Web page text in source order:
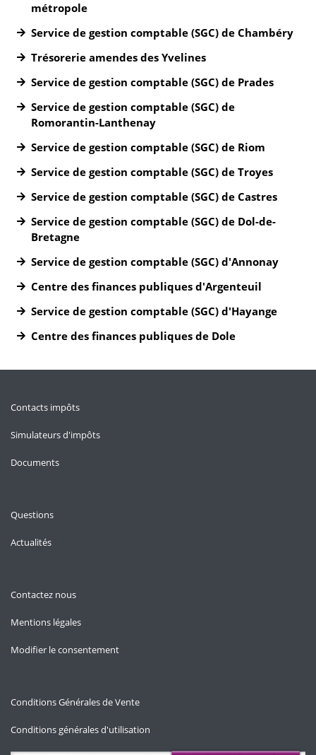
métropole
Service de gestion comptable (SGC) de Chambéry
Trésorerie amendes des Yvelines
Service de gestion comptable (SGC) de Prades
Service de gestion comptable (SGC) de
Romorantin-Lanthenay
Service de gestion comptable (SGC) de Riom
Service de gestion comptable (SGC) de Troyes
Service de gestion comptable (SGC) de Castres
Service de gestion comptable (SGC) de Dol-de-
Bretagne
Service de gestion comptable (SGC) d'Annonay
Centre des finances publiques d'Argenteuil
Service de gestion comptable (SGC) d'Hayange
Centre des finances publiques de Dole
Contacts impôts
Simulateurs d'impôts
Documents
Questions
Actualités
Contactez nous
Mentions légales
Modifier le consentement
Conditions Générales de Vente
Conditions générales d'utilisation